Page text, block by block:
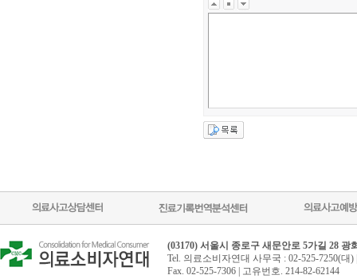
(03170) 서울시 종로구 새문안로 5가길 28 광
Tel. 의료소비자연대 사무국 : 02-525-7250(대
Fax. 02-525-7306 | 고유번호. 214-82-62144